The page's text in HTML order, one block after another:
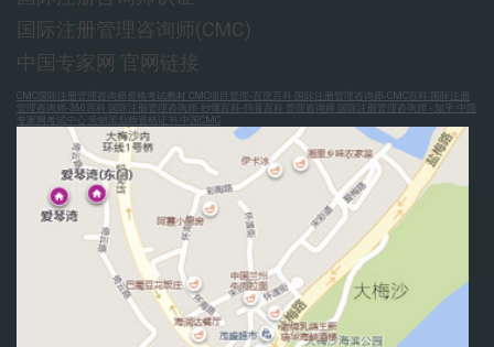
国际注册管理咨询师(CMC)
中国专家网 官网链接
CMC国际注册管理咨询师资格考试教材 CMC项目管理-百度百科 国际注册管理咨询师-CMC百科
国际注册
管理咨询师-360百科
国际注册管理咨询师-秒懂百科-抖音百科 管理咨询师 国际注册管理咨询师 - 知乎
中国
专家网考试中心
营销策划师资格证书 中国CMC